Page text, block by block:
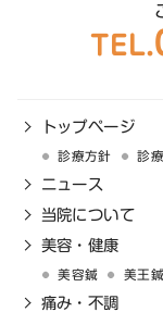
TEL.
トップページ
診療方針 診
ニュース
当院について
美容・健康
美容鍼 美王鍼
痛み・不調